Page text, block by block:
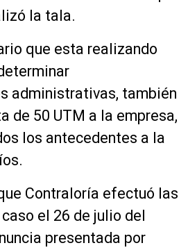
la tala.
que esta realizando
administrativas, también
de 50 UTM a la empresa,
los antecedentes a la
Contraloría efectuó las
el 26 de julio del
presentada por